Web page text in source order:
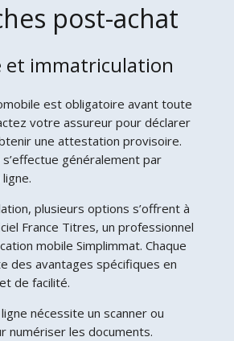
post-achat
et immatriculation
est obligatoire avant toute
votre assureur pour déclarer
une attestation provisoire.
généralement par
plusieurs options s’offrent à
France Titres, un professionnel
mobile Simplimmat. Chaque
des avantages spécifiques en
de facilité.
nécessite un scanner ou
numériser les documents.